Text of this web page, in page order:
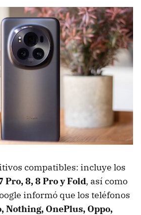
compatibles: incluye los
Pro, 8, 8 Pro y Fold, así como
informó que los teléfonos
Nothing, OnePlus, Oppo,